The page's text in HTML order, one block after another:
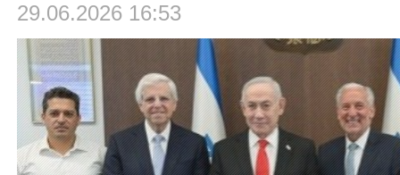
29.06.2026 16:53